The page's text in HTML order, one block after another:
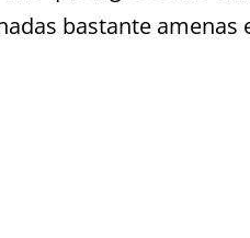
bastante amenas